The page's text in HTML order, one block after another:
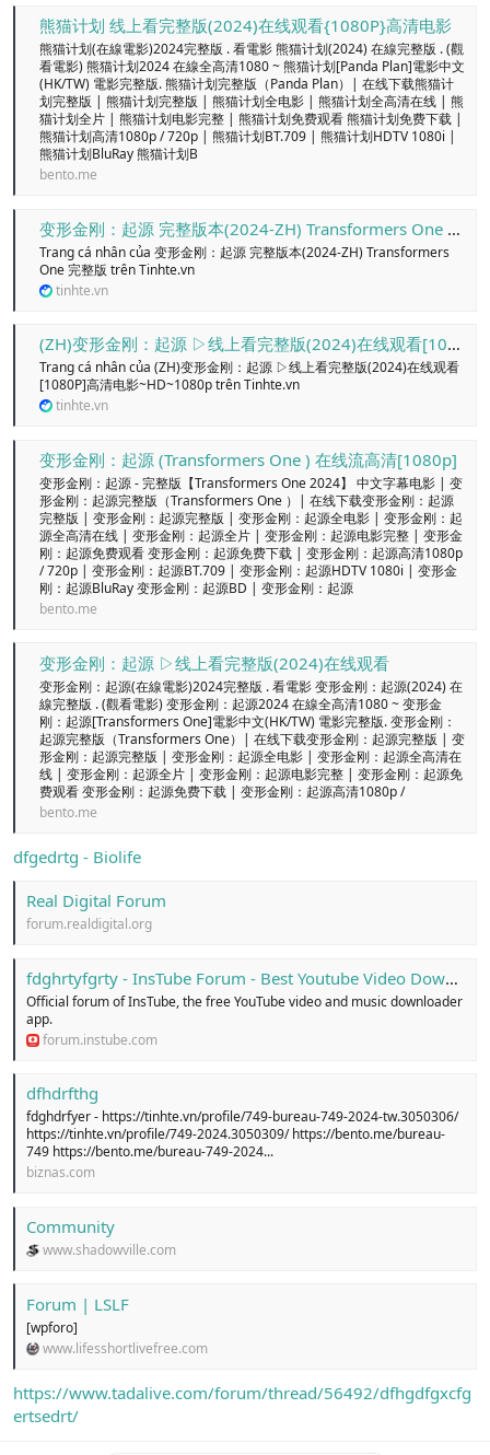
熊猫计划 线上看完整版(2024)在线观看{1080P}高清电影
熊猫计划(在線電影)2024完整版 . 看電影 熊猫计划(2024) 在線完整版 . (觀
看電影) 熊猫计划2024 在線全高清1080 ~ 熊猫计划[Panda Plan]電影中文
(HK/TW) 電影完整版. 熊猫计划完整版（Panda Plan）| 在线下载熊猫计
划完整版 | 熊猫计划完整版 | 熊猫计划全电影 | 熊猫计划全高清在线 | 熊
猫计划全片 | 熊猫计划电影完整 | 熊猫计划免费观看 熊猫计划免费下载 |
熊猫计划高清1080p / 720p | 熊猫计划BT.709 | 熊猫计划HDTV 1080i |
熊猫计划BluRay 熊猫计划B
bento.me
变形金刚：起源 完整版本(2024-ZH) Transformers One 完整版 - Trang cá nhân
Trang cá nhân của 变形金刚：起源 完整版本(2024-ZH) Transformers
One 完整版 trên Tinhte.vn
tinhte.vn
(ZH)变形金刚：起源 ▷线上看完整版(2024)在线观看[1080P]高清电影~HD~1080p - Trang cá nhân
Trang cá nhân của (ZH)变形金刚：起源 ▷线上看完整版(2024)在线观看
[1080P]高清电影~HD~1080p trên Tinhte.vn
tinhte.vn
变形金刚：起源 (Transformers One ) 在线流高清[1080p]
变形金刚：起源 - 完整版【Transformers One 2024】 中文字幕电影 | 变
形金刚：起源完整版（Transformers One ）| 在线下载变形金刚：起源
完整版 | 变形金刚：起源完整版 | 变形金刚：起源全电影 | 变形金刚：起
源全高清在线 | 变形金刚：起源全片 | 变形金刚：起源电影完整 | 变形金
刚：起源免费观看 变形金刚：起源免费下载 | 变形金刚：起源高清1080p
/ 720p | 变形金刚：起源BT.709 | 变形金刚：起源HDTV 1080i | 变形金
刚：起源BluRay 变形金刚：起源BD | 变形金刚：起源
bento.me
变形金刚：起源 ▷线上看完整版(2024)在线观看
变形金刚：起源(在線電影)2024完整版 . 看電影 变形金刚：起源(2024) 在
線完整版 . (觀看電影) 变形金刚：起源2024 在線全高清1080 ~ 变形金
刚：起源[Transformers One]電影中文(HK/TW) 電影完整版. 变形金刚：
起源完整版（Transformers One）| 在线下载变形金刚：起源完整版 | 变
形金刚：起源完整版 | 变形金刚：起源全电影 | 变形金刚：起源全高清在
线 | 变形金刚：起源全片 | 变形金刚：起源电影完整 | 变形金刚：起源免
费观看 变形金刚：起源免费下载 | 变形金刚：起源高清1080p /
bento.me
dfgedrtg - Biolife
Real Digital Forum
forum.realdigital.org
fdghrtyfgrty - InsTube Forum - Best Youtube Video Downloader App
Official forum of InsTube, the free YouTube video and music downloader
app.
forum.instube.com
dfhdrfthg
fdghdrfyer - https://tinhte.vn/profile/749-bureau-749-2024-tw.3050306/
https://tinhte.vn/profile/749-2024.3050309/ https://bento.me/bureau-
749 https://bento.me/bureau-749-2024...
biznas.com
Community
www.shadowville.com
Forum | LSLF
[wpforo]
www.lifesshortlivefree.com
https://www.tadalive.com/forum/thread/56492/dfhgdfgxcfg
ertsedrt/